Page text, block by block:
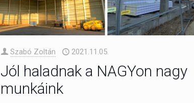
Szabó Zoltán 2021.11.05.
Jól haladnak a NAGYon nagy
munkáink